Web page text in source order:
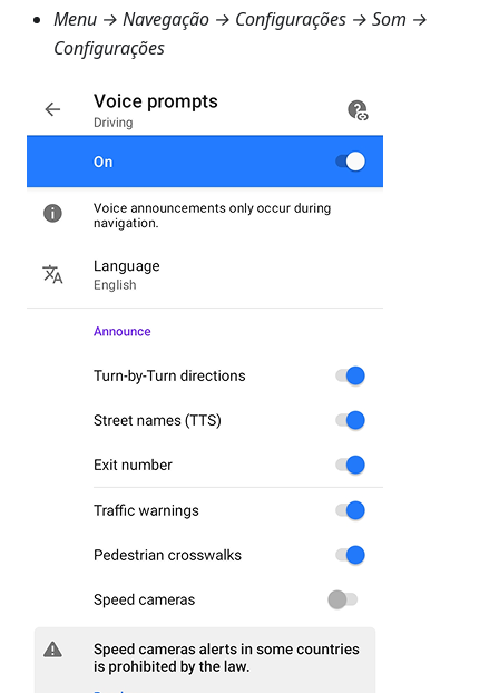
Menu → Navegação → Configurações → Som →
Configurações